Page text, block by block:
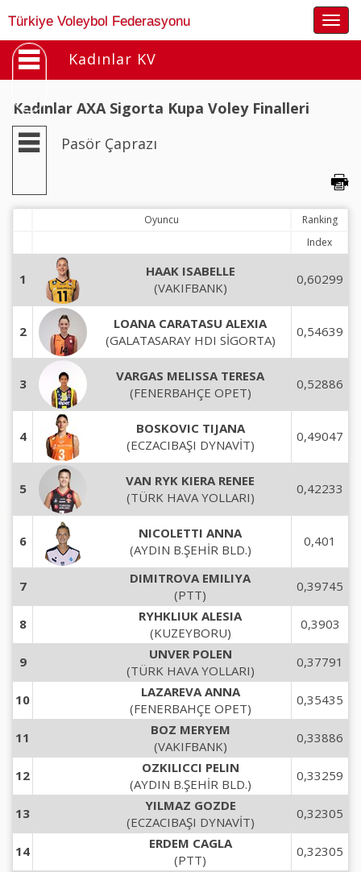
Türkiye Voleybol Federasyonu
Kadınlar KV
Kadınlar AXA Sigorta Kupa Voley Finalleri
Pasör Çaprazı
Oyuncu
Ranking
Index
1
HAAK ISABELLE
(VAKIFBANK)
0,60299
2
LOANA CARATASU ALEXIA
(GALATASARAY HDI SİGORTA)
0,54639
3
VARGAS MELISSA TERESA
(FENERBAHÇE OPET)
0,52886
4
BOSKOVIC TIJANA
(ECZACIBAŞI DYNAVİT)
0,49047
5
VAN RYK KIERA RENEE
(TÜRK HAVA YOLLARI)
0,42233
6
NICOLETTI ANNA
(AYDIN B.ŞEHİR BLD.)
0,401
7
DIMITROVA EMILIYA
(PTT)
0,39745
8
RYHKLIUK ALESIA
(KUZEYBORU)
0,3903
9
UNVER POLEN
(TÜRK HAVA YOLLARI)
0,37791
10
LAZAREVA ANNA
(FENERBAHÇE OPET)
0,35435
11
BOZ MERYEM
(VAKIFBANK)
0,33886
12
OZKILICCI PELIN
(AYDIN B.ŞEHİR BLD.)
0,33259
13
YILMAZ GOZDE
(ECZACIBAŞI DYNAVİT)
0,32305
14
ERDEM CAGLA
(PTT)
0,32305